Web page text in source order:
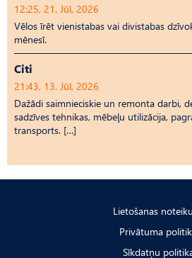
12:25, 21. Jūl, 2026
Vēlos īrēt vienistabas vai divistabas
mēnesī.
Citi
21:43, 13. Jūl, 2026
Dažādi saimnieciskie un remonta darbi,
sadzīves tehnikas, mēbeļu utilizācija,
transports. […]
Lietošanas
Privātuma
Sīkdatņu